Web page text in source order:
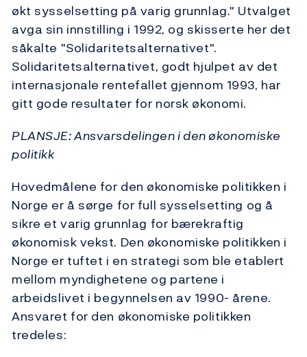
økt sysselsetting på varig grunnlag." Utvalget
avga sin innstilling i 1992, og skisserte her det
såkalte "Solidaritetsalternativet".
Solidaritetsalternativet, godt hjulpet av det
internasjonale rentefallet gjennom 1993, har
gitt gode resultater for norsk økonomi.
PLANSJE: Ansvarsdelingen i den økonomiske
politikk
Hovedmålene for den økonomiske politikken i
Norge er å sørge for full sysselsetting og å
sikre et varig grunnlag for bærekraftig
økonomisk vekst. Den økonomiske politikken i
Norge er tuftet i en strategi som ble etablert
mellom myndighetene og partene i
arbeidslivet i begynnelsen av 1990- årene.
Ansvaret for den økonomiske politikken
tredeles: